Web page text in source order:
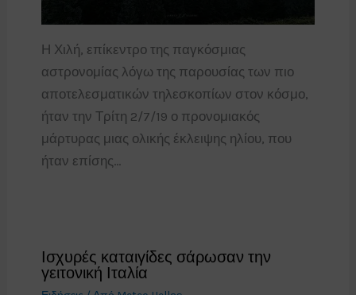
Η Χιλή, επίκεντρο της παγκόσμιας
αστρονομίας λόγω της παρουσίας των πιο
αποτελεσματικών τηλεσκοπίων στον κόσμο,
ήταν την Τρίτη 2/7/19 ο προνομιακός
μάρτυρας μιας ολικής έκλειψης ηλίου, που
ήταν επίσης…
Ισχυρές καταιγίδες σάρωσαν την
γειτονική Ιταλία